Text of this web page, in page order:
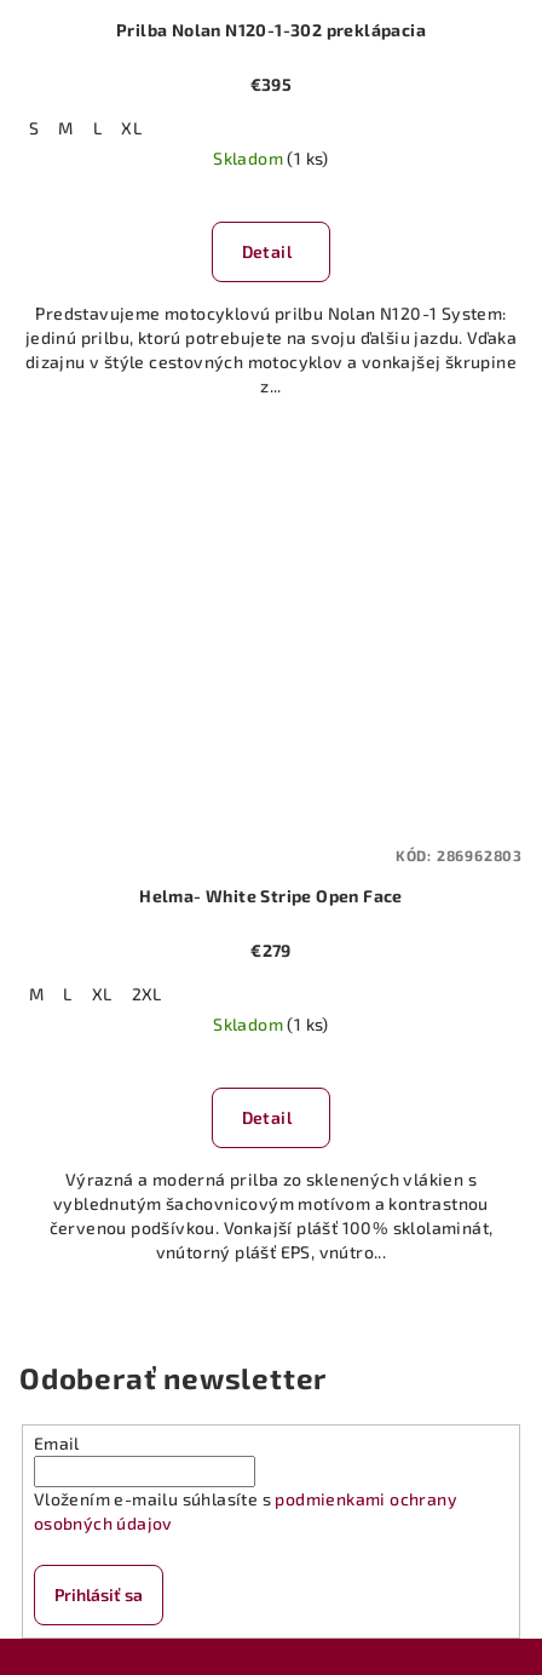
Prilba Nolan N120-1-302 preklápacia
€395
S M L
XL
Skladom(1 ks)
Detail
Predstavujeme motocyklovú prilbu Nolan N120-1 System:
jedinú prilbu, ktorú potrebujete na svoju ďalšiu jazdu. Vďaka
dizajnu v štýle cestovných motocyklov a vonkajšej škrupine
z...
Helma- White Stripe Open Face
€279
M L XL
2XL
Skladom(1 ks)
Detail
Výrazná a moderná prilba zo sklenených vlákien s
vyblednutým šachovnicovým motívom a kontrastnou
červenou podšívkou. Vonkajší plášť 100% sklolaminát,
vnútorný plášť EPS, vnútro...
KÓD: 286962803
Odoberať newsletter
Email
Vložením e-mailu súhlasíte s podmienkami ochrany
osobných údajov
Prihlásiť sa